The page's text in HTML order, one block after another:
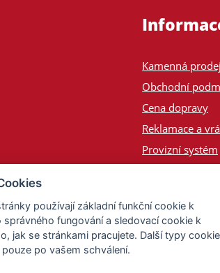
Kamenná
Obchodní
Cena dopravy
Reklamace a
Provizní systém
Odeslání na
používají základní funkční cookie k
správného fungování a sledovací cookie k
jak se stránkami pracujete. Další typy
po vašem schválení.